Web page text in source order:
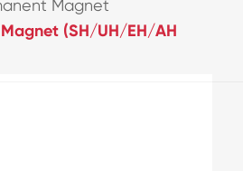
Magnet
(SH/UH/EH/AH